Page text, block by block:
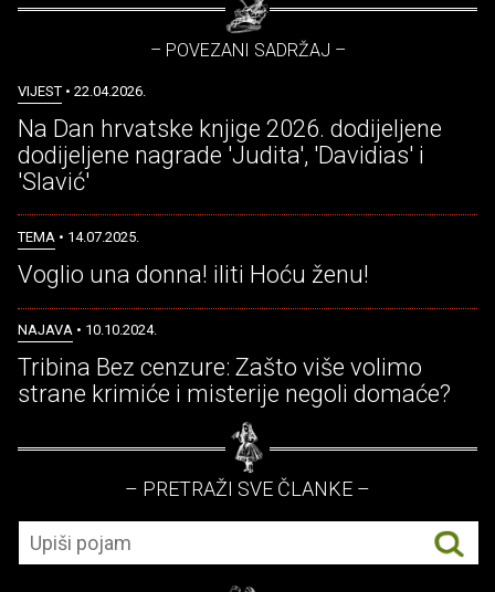
– POVEZANI SADRŽAJ –
VIJEST • 22.04.2026.
Na Dan hrvatske knjige 2026. dodijeljene
dodijeljene nagrade 'Judita', 'Davidias' i
'Slavić'
TEMA • 14.07.2025.
Voglio una donna! iliti Hoću ženu!
NAJAVA • 10.10.2024.
Tribina Bez cenzure: Zašto više volimo
strane krimiće i misterije negoli domaće?
– PRETRAŽI SVE ČLANKE –